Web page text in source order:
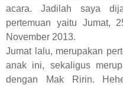
acara. Jadilah saya
pertemuan yaitu Jumat,
November 2013.
Jumat lalu, merupakan
anak ini, sekaligus
dengan Mak Ririn.